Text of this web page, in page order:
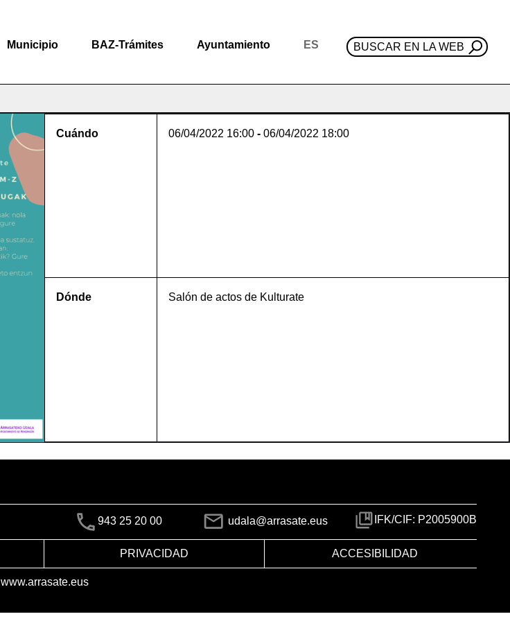
Municipio BAZ-Trámites Ayuntamiento ES BUSCAR EN LA WEB
Cuándo 06/04/2022 16:00 - 06/04/2022 18:00
Dónde Salón de actos de Kulturate
943 25 20 00 udala@arrasate.eus IFK/CIF: P2005900B
PRIVACIDAD ACCESIBILIDAD
www.arrasate.eus